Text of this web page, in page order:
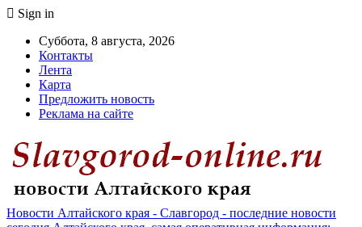
Sign in
Суббота, 8 августа, 2026
Контакты
Лента
Карта
Предложить новость
Реклама на сайте
Новости Алтайского края - Славгород - последние новости